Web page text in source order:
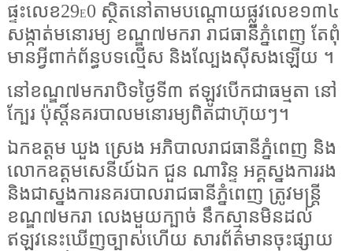
ផ្ទះលេខ29E0 ស្ថិតនៅតាមបណ្ដោយផ្លូវលេខ១៣៤
សង្កាត់មនោរម្យ ខណ្ឌ៧មករា រាជធានីភ្នំពេញ តែពុំ
មានអ្វីពាក់ព័ន្ធបទល្មើស និងល្បែងស៊ីសងឡើយ ។
នៅខណ្ឌ៧មករាបិទថ្ងៃទី៣ ឥឡូវបើកជាធម្មតា នៅ
ក្បែរ ប៉ុស្តិ៍នគរបាលមនោរម្យពិតជាហ៊ុយៗ។
ឯកឧត្តម ឃួង ស្រេង អភិបាលរាជធានីភ្នំពេញ និង
លោកឧត្តមសេនីយ៍ឯក ជួន ណារិន្ទ អគ្គស្នងការរង
និងជាស្នងការនគរបាលរាជធានីភ្នំពេញ ត្រូវមន្ត្រី
ខណ្ឌ៧មករា លេងមួយក្បាច់ នឹកស្មានមិនដល់
ឥឡូវនេះឃើញច្បាស់ហើយ សារព័ត៌មានចុះផ្សាយ